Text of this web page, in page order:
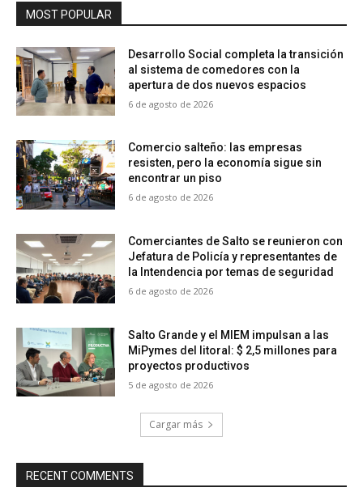
MOST POPULAR
Desarrollo Social completa la transición
al sistema de comedores con la
apertura de dos nuevos espacios
6 de agosto de 2026
Comercio salteño: las empresas
resisten, pero la economía sigue sin
encontrar un piso
6 de agosto de 2026
Comerciantes de Salto se reunieron con
Jefatura de Policía y representantes de
la Intendencia por temas de seguridad
6 de agosto de 2026
Salto Grande y el MIEM impulsan a las
MiPymes del litoral: $ 2,5 millones para
proyectos productivos
5 de agosto de 2026
Cargar más
RECENT COMMENTS